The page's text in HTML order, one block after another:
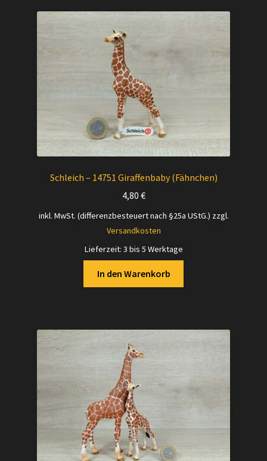
Schleich – 14751 Giraffenbaby (Fähnchen)
4,80 €
inkl. MwSt. (differenzbesteuert nach §25a UStG.) zzgl.
Versandkosten
Lieferzeit: 3 bis 5 Werktage
In den Warenkorb